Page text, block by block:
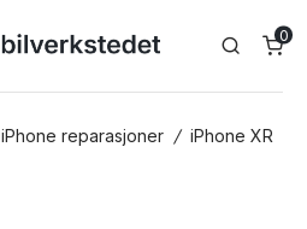
Search
0
iPhone reparasjoner / iPhone XR